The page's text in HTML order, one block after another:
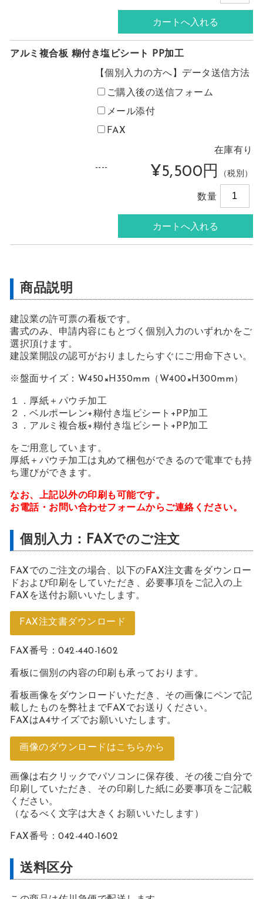
アルミ複合板 糊付き塩ビシート PP加工
【個別入力の方へ】データ送信方法
ご購入後の送信フォーム
メール添付
FAX
在庫有り
¥5,500円 （税別）
----
数量
商品説明
建設業の許可票の看板です。
書式のみ、申請内容にもとづく個別入力のいずれかをご
選択頂けます。
建設業開設の認可がおりましたらすぐにご用命下さい。
※盤面サイズ：W450×H350mm（W400×H300mm）
１．厚紙＋パウチ加工
２．ベルポーレン+糊付き塩ビシート+PP加工
３．アルミ複合板+糊付き塩ビシート+PP加工
をご用意しています。
厚紙＋パウチ加工は丸めて梱包ができるので電車でも持
ち運びができます。
なお、上記以外の印刷も可能です。
お電話・お問い合わせフォームからご連絡ください。
個別入力：FAXでのご注文
FAXでのご注文の場合、以下のFAX注文書をダウンロー
ドおよび印刷をしていただき、必要事項をご記入の上
FAXを送付お願いいたします。
FAX注文書ダウンロード
FAX番号：042-440-1602
看板に個別の内容の印刷も承っております。
看板画像をダウンロードいただき、その画像にペンで記
載したものを弊社までFAXでお送りください。
FAXはA4サイズでお願いいたします。
画像のダウンロードはこちらから
画像は右クリックでパソコンに保存後、その後ご自分で
印刷していただき、その印刷した紙に必要事項をご記載
ください。
（なるべく文字は大きくお願いいたします）
FAX番号：042-440-1602
送料区分